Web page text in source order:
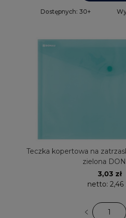
Dostępnych: 30+
Teczka kopertowa na
zielona
3,03 zł
netto: 2,46